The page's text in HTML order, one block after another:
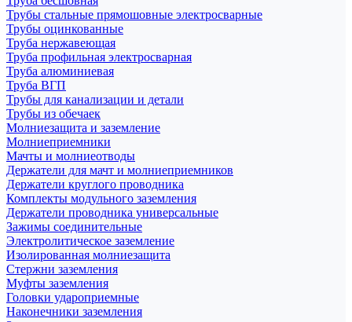
Трубы стальные прямошовные электросварные
Трубы оцинкованные
Труба нержавеющая
Труба профильная электросварная
Труба алюминиевая
Труба ВГП
Трубы для канализации и детали
Трубы из обечаек
Молниезащита и заземление
Молниеприемники
Мачты и молниеотводы
Держатели для мачт и молниеприемников
Держатели круглого проводника
Комплекты модульного заземления
Держатели проводника универсальные
Зажимы соединительные
Электролитическое заземление
Изолированная молниезащита
Стержни заземления
Муфты заземления
Головки удароприемные
Наконечники заземления